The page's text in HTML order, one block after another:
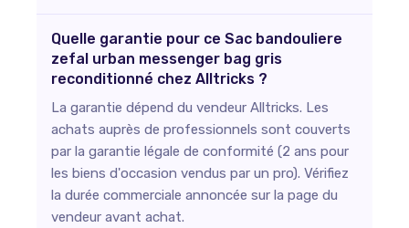
Quelle garantie pour ce Sac bandouliere
zefal urban messenger bag gris
reconditionné chez Alltricks ?
La garantie dépend du vendeur Alltricks. Les
achats auprès de professionnels sont couverts
par la garantie légale de conformité (2 ans pour
les biens d'occasion vendus par un pro). Vérifiez
la durée commerciale annoncée sur la page du
vendeur avant achat.